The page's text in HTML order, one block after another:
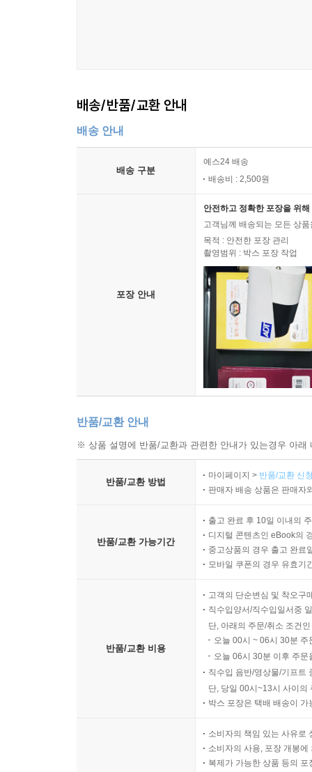
배송/반품/교환 안내
배송 안내
배송 구분
예스24 배송
배송비 : 2,500원
포장 안내
안전하고 정확한 포장을 위
고객님께 배송되는 모든 상
목적 : 안전한 포장 관리
촬영범위 : 박스 포장 작업
반품/교환 안내
※ 상품 설명에 반품/교환과 관련한 안내가 있는경우 아
반품/교환 방법
마이페이지 > 반품/교환 신
판매자 배송 상품은 판매자
반품/교환 가능기간
출고 완료 후 10일 이내의
디지털 콘텐츠인 eBook의
중고상품의 경우 출고 완료
모바일 쿠폰의 경우 유효기
반품/교환 비용
고객의 단순변심 및 착오구
직수입양서/직수입일서중
단, 아래의 주문/취소 조건
오늘 00시 ~ 06시 30분
오늘 06시 30분 이후 주
직수입 음반/영상물/기프트
단, 당일 00시~13시 사이의
박스 포장은 택배 배송이
소비자의 책임 있는 사유로
소비자의 사용, 포장 개봉
복제가 가능한 상품 등의